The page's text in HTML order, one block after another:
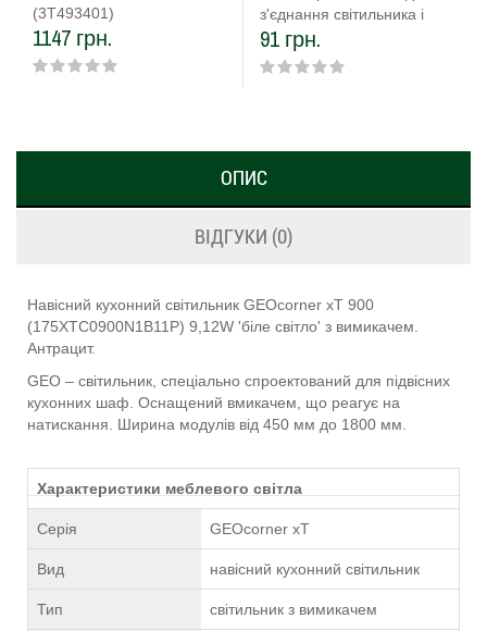
(3T493401)
1147 грн.
з'єднання світильника і
блоку живлення
91 грн.
ОПИС
ВІДГУКИ (0)
Навісний кухонний світильник GEOcorner xT 900
(175XTC0900N1B11P) 9,12W 'біле світло' з вимикачем.
Антрацит.
GEO – світильник, спеціально спроектований для підвісних
кухонних шаф. Оснащений вмикачем, що реагує на
натискання. Ширина модулів від 450 мм до 1800 мм.
Характеристики меблевого світла
Серія GEOcorner xT
Вид навісний кухонний світильник
Тип світильник з вимикачем